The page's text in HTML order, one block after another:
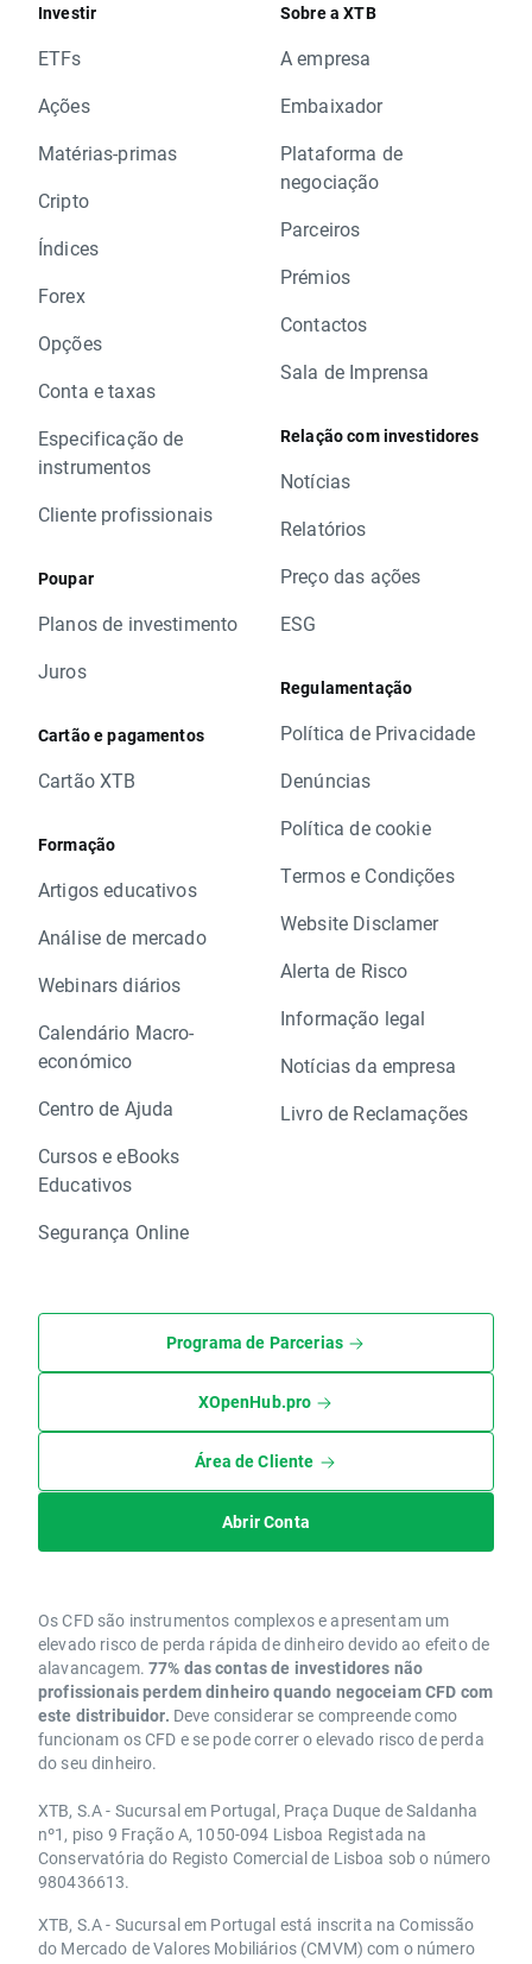
Investir
ETFs
Ações
Matérias-primas
Cripto
Índices
Forex
Opções
Conta e taxas
Especificação de
instrumentos
Cliente profissionais
Poupar
Planos de investimento
Juros
Cartão e pagamentos
Cartão XTB
Formação
Artigos educativos
Análise de mercado
Webinars diários
Calendário Macro-
económico
Centro de Ajuda
Cursos e eBooks
Educativos
Segurança Online
Sobre a XTB
A empresa
Embaixador
Plataforma de
negociação
Parceiros
Prémios
Contactos
Sala de Imprensa
Relação com investidores
Notícias
Relatórios
Preço das ações
ESG
Regulamentação
Política de Privacidade
Denúncias
Política de cookie
Termos e Condições
Website Disclamer
Alerta de Risco
Informação legal
Notícias da empresa
Livro de Reclamações
Programa de Parcerias
XOpenHub.pro
Área de Cliente
Abrir Conta
Os CFD são instrumentos complexos e apresentam um
elevado risco de perda rápida de dinheiro devido ao efeito de
alavancagem. 77% das contas de investidores não
profissionais perdem dinheiro quando negoceiam CFD com
este distribuidor. Deve considerar se compreende como
funcionam os CFD e se pode correr o elevado risco de perda
do seu dinheiro.
XTB, S.A - Sucursal em Portugal, Praça Duque de Saldanha
nº1, piso 9 Fração A, 1050-094 Lisboa Registada na
Conservatória do Registo Comercial de Lisboa sob o número
980436613.
XTB, S.A - Sucursal em Portugal está inscrita na Comissão
do Mercado de Valores Mobiliários (CMVM) com o número